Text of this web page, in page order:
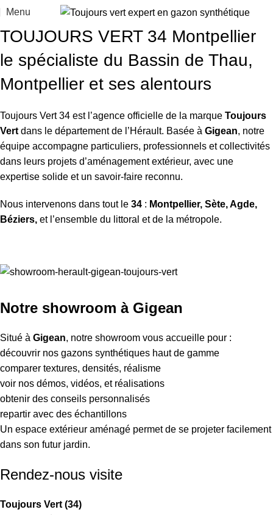
Menu
TOUJOURS VERT 34 Montpellier
le spécialiste du Bassin de Thau,
Montpellier et ses alentours
Toujours Vert 34 est l’agence officielle de la marque Toujours
Vert dans le département de l’Hérault. Basée à Gigean, notre
équipe accompagne particuliers, professionnels et collectivités
dans leurs projets d’aménagement extérieur, avec une
expertise solide et un savoir-faire reconnu.
Nous intervenons dans tout le 34 : Montpellier, Sète, Agde,
Béziers, et l’ensemble du littoral et de la métropole.
Notre showroom à Gigean
Situé à Gigean, notre showroom vous accueille pour :
découvrir nos gazons synthétiques haut de gamme
comparer textures, densités, réalisme
voir nos démos, vidéos, et réalisations
obtenir des conseils personnalisés
repartir avec des échantillons
Un espace extérieur aménagé permet de se projeter facilement
dans son futur jardin.
Rendez-nous visite
Toujours Vert (34)